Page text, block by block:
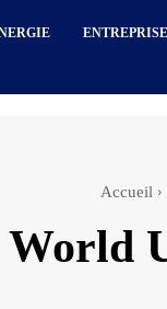
Accueil
World